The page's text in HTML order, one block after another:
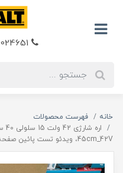
خانه
فهرست محصولات
45cm_42V، ویدئو تست پائین صفحه